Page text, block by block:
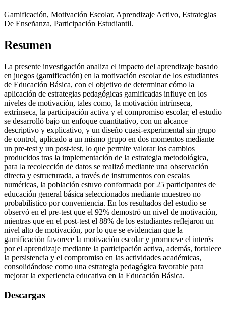
Gamificación, Motivación Escolar, Aprendizaje Activo, Estrategias
De Enseñanza, Participación Estudiantil.
Resumen
La presente investigación analiza el impacto del aprendizaje basado
en juegos (gamificación) en la motivación escolar de los estudiantes
de Educación Básica, con el objetivo de determinar cómo la
aplicación de estrategias pedagógicas gamificadas influye en los
niveles de motivación, tales como, la motivación intrínseca,
extrínseca, la participación activa y el compromiso escolar, el estudio
se desarrolló bajo un enfoque cuantitativo, con un alcance
descriptivo y explicativo, y un diseño cuasi-experimental sin grupo
de control, aplicado a un mismo grupo en dos momentos mediante
un pre-test y un post-test, lo que permite valorar los cambios
producidos tras la implementación de la estrategia metodológica,
para la recolección de datos se realizó mediante una observación
directa y estructurada, a través de instrumentos con escalas
numéricas, la población estuvo conformada por 25 participantes de
educación general básica seleccionados mediante muestreo no
probabilístico por conveniencia. En los resultados del estudio se
observó en el pre-test que el 92% demostró un nivel de motivación,
mientras que en el post-test el 88% de los estudiantes reflejaron un
nivel alto de motivación, por lo que se evidencian que la
gamificación favorece la motivación escolar y promueve el interés
por el aprendizaje mediante la participación activa, además, fortalece
la persistencia y el compromiso en las actividades académicas,
consolidándose como una estrategia pedagógica favorable para
mejorar la experiencia educativa en la Educación Básica.
Descargas